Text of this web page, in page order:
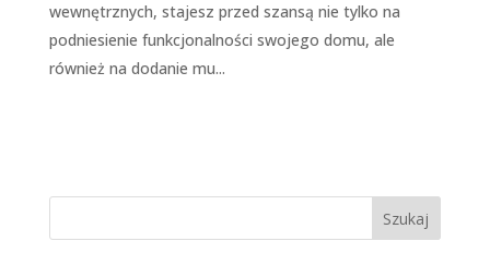
wewnętrznych, stajesz przed szansą nie tylko na
podniesienie funkcjonalności swojego domu, ale
również na dodanie mu...